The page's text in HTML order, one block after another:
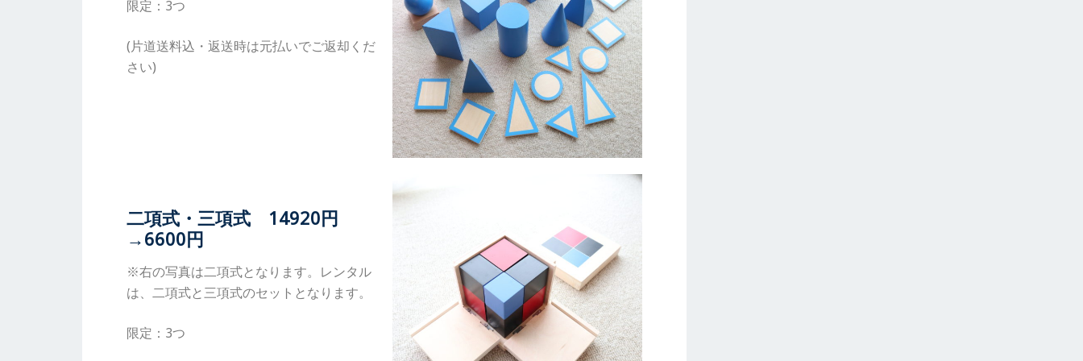
限定：3つ
(片道送料込・返送時は元払いでご返却くだ
さい)
二項式・三項式 14920円
→6600円
※右の写真は二項式となります。レンタル
は、二項式と三項式のセットとなります。
限定：3つ